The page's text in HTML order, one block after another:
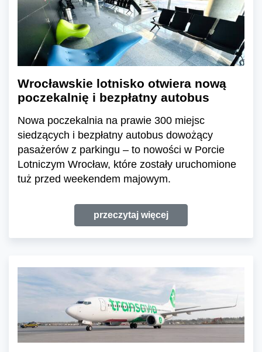
Wrocławskie lotnisko otwiera nową
poczekalnię i bezpłatny autobus
Nowa poczekalnia na prawie 300 miejsc
siedzących i bezpłatny autobus dowożący
pasażerów z parkingu – to nowości w Porcie
Lotniczym Wrocław, które zostały uruchomione
tuż przed weekendem majowym.
przeczytaj więcej